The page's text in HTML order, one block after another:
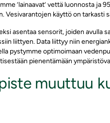
’lainaavat’ vettä luonnosta ja
Vesivarantojen käyttö on tarkasti
asentaa sensorit, joiden avulla
liittyen. Data liittyy niin
pystymme optimoimaan
pienentämään
muuttuu